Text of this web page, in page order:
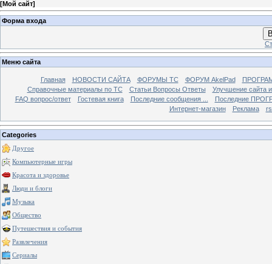
[Мой сайт]
Форма входа
Меню сайта
Главная НОВОСТИ САЙТА ФОРУМЫ TC ФОРУМ AkelPad
Справочные материалы по TС
Статьи Вопросы Ответы
Улучшение сайта
FAQ вопрос/ответ
Гостевая книга Последние сообщения ...
Последние
Интернет-магазин
Реклама
Categories
Другое
Компьютерные игры
Красота и здоровье
Люди и блоги
Музыка
Общество
Путешествия и события
Развлечения
Сериалы